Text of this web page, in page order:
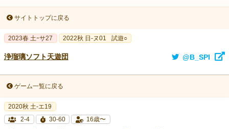
サイトトップに戻る
2023春 土ｰサ27 2022秋 日-ヌ01 試遊○
浄瑠璃ソフト天遊団 @B_SPI
ゲーム一覧に戻る
2020秋 土-エ19
2-4
30-60 16歳〜